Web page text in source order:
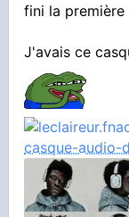
fini la
J'avais ce
casque-audio-